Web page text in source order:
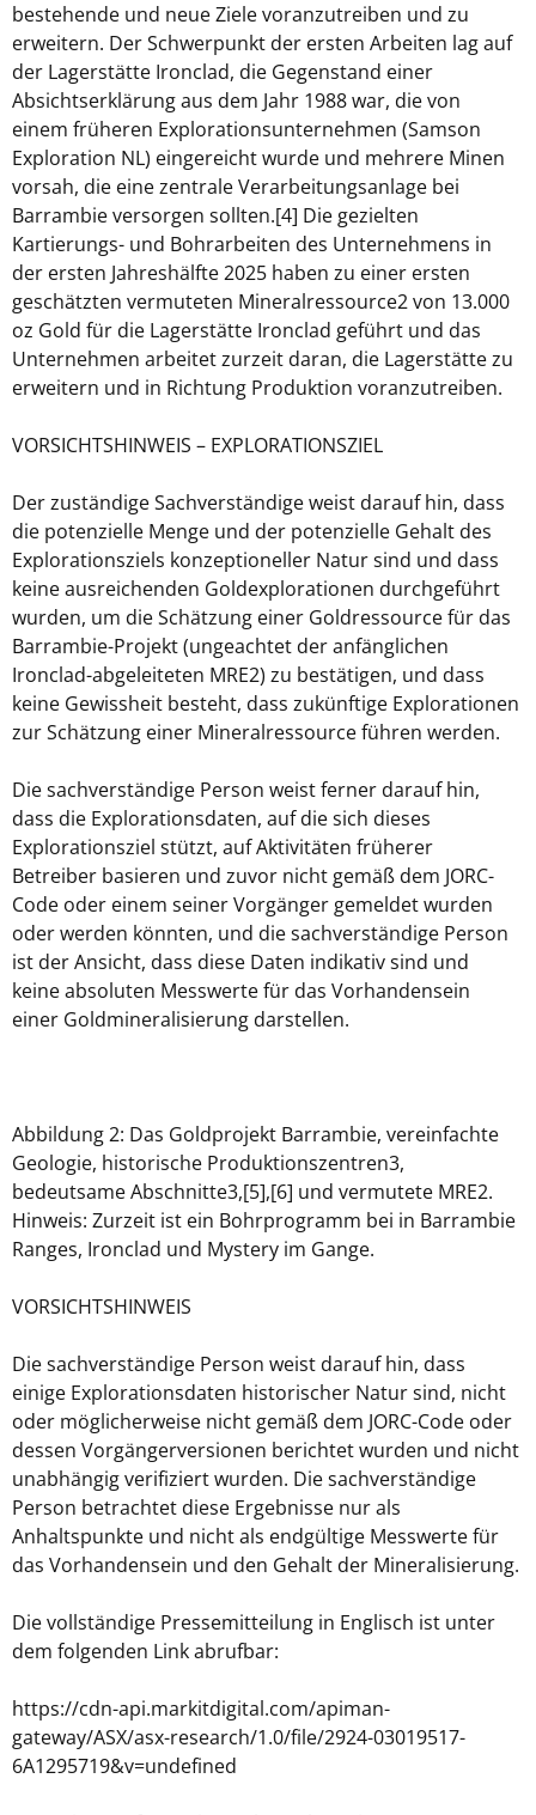
bestehende und neue Ziele voranzutreiben und zu
erweitern. Der Schwerpunkt der ersten Arbeiten lag auf
der Lagerstätte Ironclad, die Gegenstand einer
Absichtserklärung aus dem Jahr 1988 war, die von
einem früheren Explorationsunternehmen (Samson
Exploration NL) eingereicht wurde und mehrere Minen
vorsah, die eine zentrale Verarbeitungsanlage bei
Barrambie versorgen sollten.[4] Die gezielten
Kartierungs- und Bohrarbeiten des Unternehmens in
der ersten Jahreshälfte 2025 haben zu einer ersten
geschätzten vermuteten Mineralressource2 von 13.000
oz Gold für die Lagerstätte Ironclad geführt und das
Unternehmen arbeitet zurzeit daran, die Lagerstätte zu
erweitern und in Richtung Produktion voranzutreiben.
VORSICHTSHINWEIS – EXPLORATIONSZIEL
Der zuständige Sachverständige weist darauf hin, dass
die potenzielle Menge und der potenzielle Gehalt des
Explorationsziels konzeptioneller Natur sind und dass
keine ausreichenden Goldexplorationen durchgeführt
wurden, um die Schätzung einer Goldressource für das
Barrambie-Projekt (ungeachtet der anfänglichen
Ironclad-abgeleiteten MRE2) zu bestätigen, und dass
keine Gewissheit besteht, dass zukünftige Explorationen
zur Schätzung einer Mineralressource führen werden.
Die sachverständige Person weist ferner darauf hin,
dass die Explorationsdaten, auf die sich dieses
Explorationsziel stützt, auf Aktivitäten früherer
Betreiber basieren und zuvor nicht gemäß dem JORC-
Code oder einem seiner Vorgänger gemeldet wurden
oder werden könnten, und die sachverständige Person
ist der Ansicht, dass diese Daten indikativ sind und
keine absoluten Messwerte für das Vorhandensein
einer Goldmineralisierung darstellen.
Abbildung 2: Das Goldprojekt Barrambie, vereinfachte
Geologie, historische Produktionszentren3,
bedeutsame Abschnitte3,[5],[6] und vermutete MRE2.
Hinweis: Zurzeit ist ein Bohrprogramm bei in Barrambie
Ranges, Ironclad und Mystery im Gange.
VORSICHTSHINWEIS
Die sachverständige Person weist darauf hin, dass
einige Explorationsdaten historischer Natur sind, nicht
oder möglicherweise nicht gemäß dem JORC-Code oder
dessen Vorgängerversionen berichtet wurden und nicht
unabhängig verifiziert wurden. Die sachverständige
Person betrachtet diese Ergebnisse nur als
Anhaltspunkte und nicht als endgültige Messwerte für
das Vorhandensein und den Gehalt der Mineralisierung.
Die vollständige Pressemitteilung in Englisch ist unter
dem folgenden Link abrufbar:
https://cdn-api.markitdigital.com/apiman-
gateway/ASX/asx-research/1.0/file/2924-03019517-
6A1295719&v=undefined